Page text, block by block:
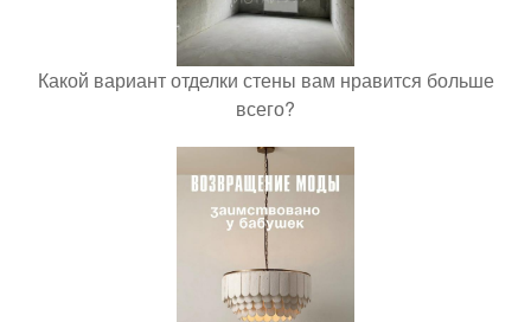
Какой вариант отделки стены вам нравится больше
всего?